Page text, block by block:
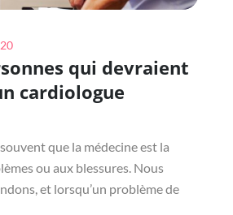
qui devraient
cardiologue
que la médecine est la
ou aux blessures. Nous
et lorsqu’un problème de